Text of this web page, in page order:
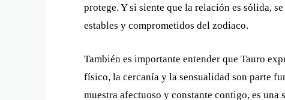
protege. Y si siente que la relación es sólida,
estables y comprometidos del zodiaco.
También es importante entender que Tauro
físico, la cercanía y la sensualidad son parte
muestra afectuoso y constante contigo, es